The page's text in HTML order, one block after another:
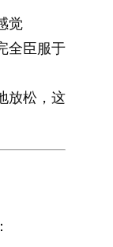
觉
全臣服于
放松，这